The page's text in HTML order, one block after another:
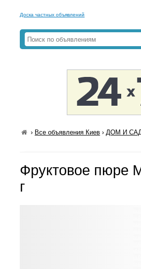
Доска частных объявлений
› Все объявления Киев ›ДОМ И
Фруктовое пюре
г